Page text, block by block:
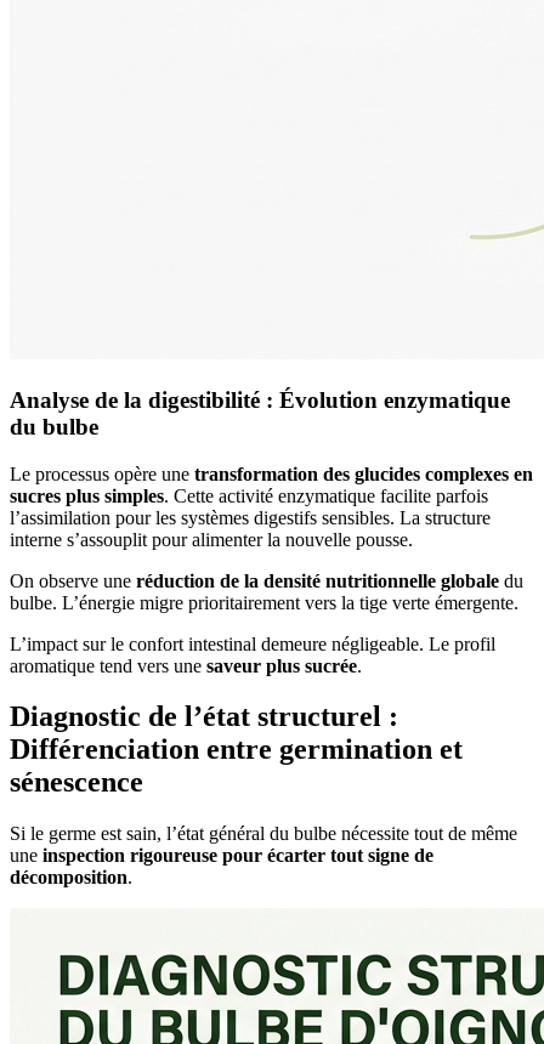
Analyse de la digestibilité : Évolution enzymatique
du bulbe
Le processus opère une transformation des glucides complexes en
sucres plus simples. Cette activité enzymatique facilite parfois
l’assimilation pour les systèmes digestifs sensibles. La structure
interne s’assouplit pour alimenter la nouvelle pousse.
On observe une réduction de la densité nutritionnelle globale du
bulbe. L’énergie migre prioritairement vers la tige verte émergente.
L’impact sur le confort intestinal demeure négligeable. Le profil
aromatique tend vers une saveur plus sucrée.
Diagnostic de l’état structurel :
Différenciation entre germination et
sénescence
Si le germe est sain, l’état général du bulbe nécessite tout de même
une inspection rigoureuse pour écarter tout signe de
décomposition.